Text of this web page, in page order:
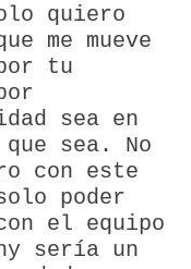
quiero
me mueve
tu
sea en
sea. No
con este
poder
el equipo
sería un